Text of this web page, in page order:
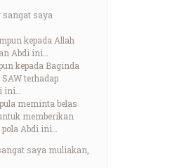
sangat saya
kepada Allah
Abdi ini…
kepada Baginda
terhadap
ini…
meminta belas
memberikan
Abdi ini…
saya muliakan,